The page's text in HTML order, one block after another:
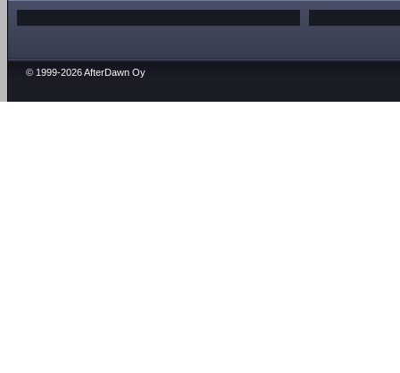
© 1999-2026 AfterDawn Oy